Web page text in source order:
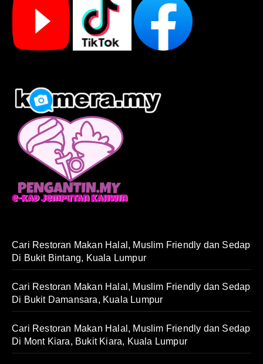
Cari Restoran Makan Halal, Muslim Friendly dan Sedap
Di Bukit Bintang, Kuala Lumpur
Cari Restoran Makan Halal, Muslim Friendly dan Sedap
Di Bukit Damansara, Kuala Lumpur
Cari Restoran Makan Halal, Muslim Friendly dan Sedap
Di Mont Kiara, Bukit Kiara, Kuala Lumpur